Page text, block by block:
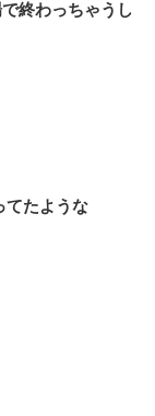
終わっちゃうし
てたような